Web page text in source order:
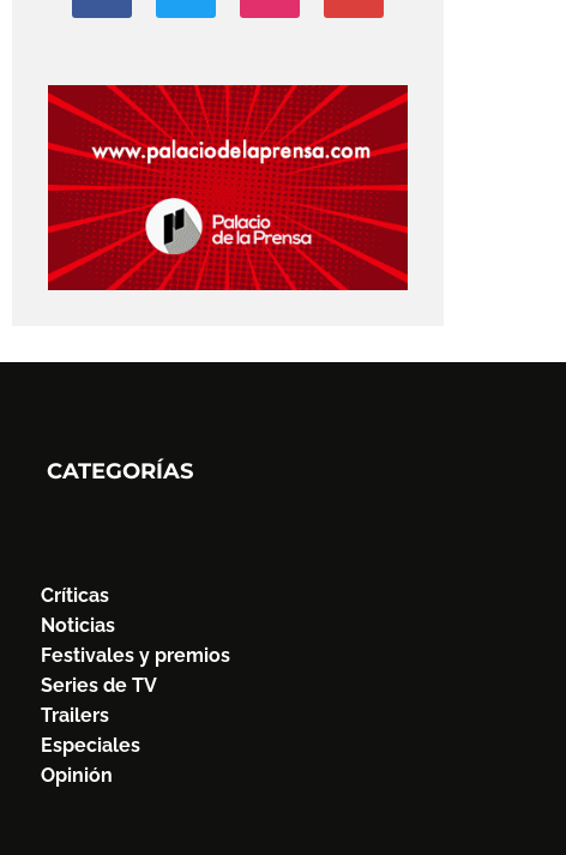
CATEGORÍAS
Críticas
Noticias
Festivales y premios
Series de TV
Trailers
Especiales
Opinión